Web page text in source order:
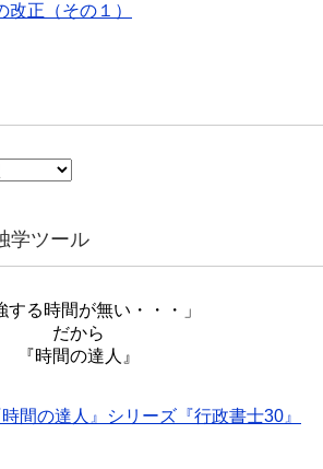
正（その１）
学ツール
する時間が無い・・・」
だから
『時間の達人』
時間の達人』シリーズ『行政書士30』